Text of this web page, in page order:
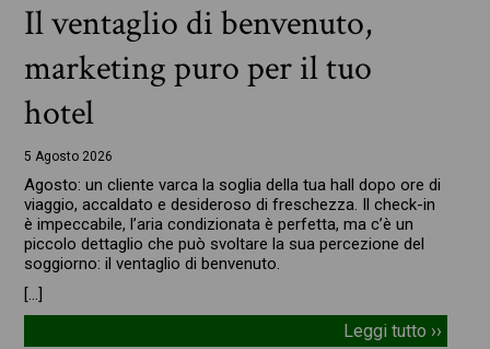
Il ventaglio di benvenuto,
marketing puro per il tuo
hotel
5 Agosto 2026
Agosto: un cliente varca la soglia della tua hall dopo ore di
viaggio, accaldato e desideroso di freschezza. Il check-in
è impeccabile, l’aria condizionata è perfetta, ma c’è un
piccolo dettaglio che può svoltare la sua percezione del
soggiorno: il ventaglio di benvenuto.
[…]
Leggi tutto ››